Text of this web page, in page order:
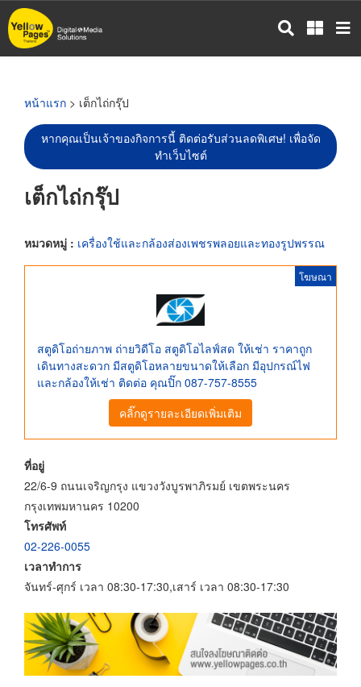
ข้าม
ไป
หน้าแรก > เต็กไถ่กรุ๊ป
หากคุณเป็นเจ้าของกิจการนี้ ติดต่อรับส่วนลดพิเศษ! เพื่อจัด
ทำเว็บไซต์
เต็กไถ่กรุ๊ป
หมวดหมู่ : เครื่องใช้และกล้องส่องเพชรพลอยและทองรูปพรรณ
โฆษณา
สตูดิโอถ่ายภาพ ถ่ายวิดีโอ สตูดิโอไลฟ์สด ให้เช่า ราคาถูก
เดินทางสะดวก มีสตูดิโอหลายขนาดให้เลือก มีอุปกรณ์ไฟ
และกล้องให้เช่า ติดต่อ คุณปิ๊ก 087-757-8555
คลิ๊กดูรายละเอียดเพิ่มเติม
ที่อยู่
22/6-9 ถนนเจริญกรุง แขวงวังบูรพาภิรมย์ เขตพระนคร
กรุงเทพมหานคร 10200
โทรศัพท์
02-226-0055
เวลาทำการ
จันทร์-ศุกร์ เวลา 08:30-17:30,เสาร์ เวลา 08:30-17:30